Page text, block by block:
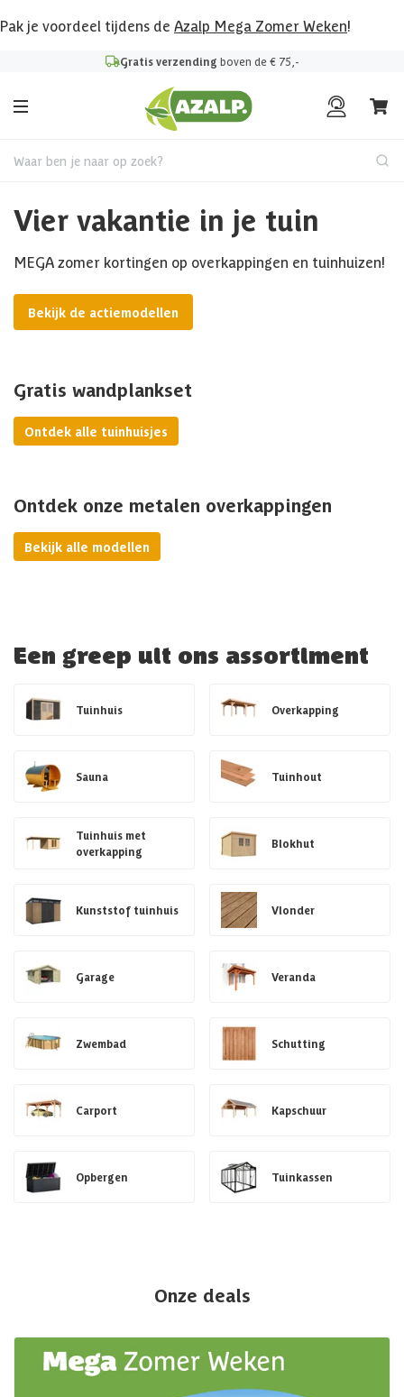
Pak je voordeel tijdens de Azalp Mega Zomer Weken!
Gratis verzending boven de € 75,-
Waar ben je naar op zoek?
Vier vakantie in je tuin
MEGA zomer kortingen op overkappingen en tuinhuizen!
Bekijk de actiemodellen
Gratis wandplankset
Ontdek alle tuinhuisjes
Ontdek onze metalen overkappingen
Bekijk alle modellen
Een greep uit ons assortiment
Tuinhuis Overkapping
Sauna Tuinhout
Tuinhuis met
overkapping
Blokhut
Kunststof tuinhuis Vlonder
Garage Veranda
Zwembad Schutting
Carport Kapschuur
Opbergen Tuinkassen
Onze deals